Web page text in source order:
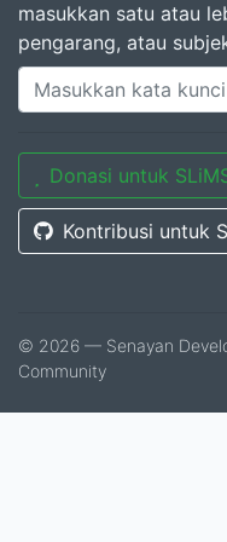
masukkan satu atau
pengarang, atau
Donasi untuk
Kontribusi untuk
© 2026 — Senayan
Community